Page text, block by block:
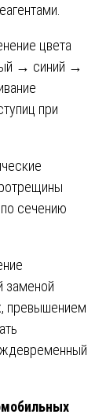
цвета
→ синий →
при
сечению
заменой
превышением